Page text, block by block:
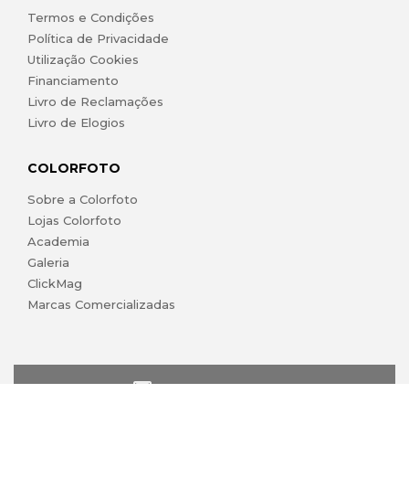
Termos e Condições
Política de Privacidade
Utilização Cookies
Financiamento
Livro de Reclamações
Livro de Elogios
COLORFOTO
Sobre a Colorfoto
Lojas Colorfoto
Academia
Galeria
ClickMag
Marcas Comercializadas
lojaonline@colorfoto.pt